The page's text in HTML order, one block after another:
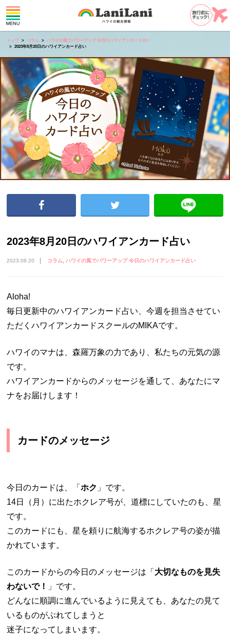
トップ コラム
ハワイの風でパワーアップ 今日のハワイアンカード占い
2023年8月20日のハワイアンカード占い
2023年8月20日のハワイアンカード占い
2023.08.20 コラム ハワイの風でパワーアップ 今日のハワイアンカード占い
Aloha!
毎日更新中のハワイアンカード占い、今週を担当させてい
ただくハワイアンカードスクールのMIKAです。
ハワイのマナは、森羅万象の力であり、私たちの元気の源
です。
ハワイアンカードからのメッセージを通して、あなたにマ
ナをお届けします！
カードのメッセージ
今日のカードは、「ホク 」です。
14日（月）に出たホクレア号が、道標にしていたのも、星
です。
このカードにも、星を頼りに航海するホクレア号の姿が描
かれています。
このカードからの今日のメッセージは「 大切なものを見失
わないで！
」です。
どんなに順調に進んでいるように見えても、あなたの見て
いるものがぶれてしまうと
迷子になってしまいます。